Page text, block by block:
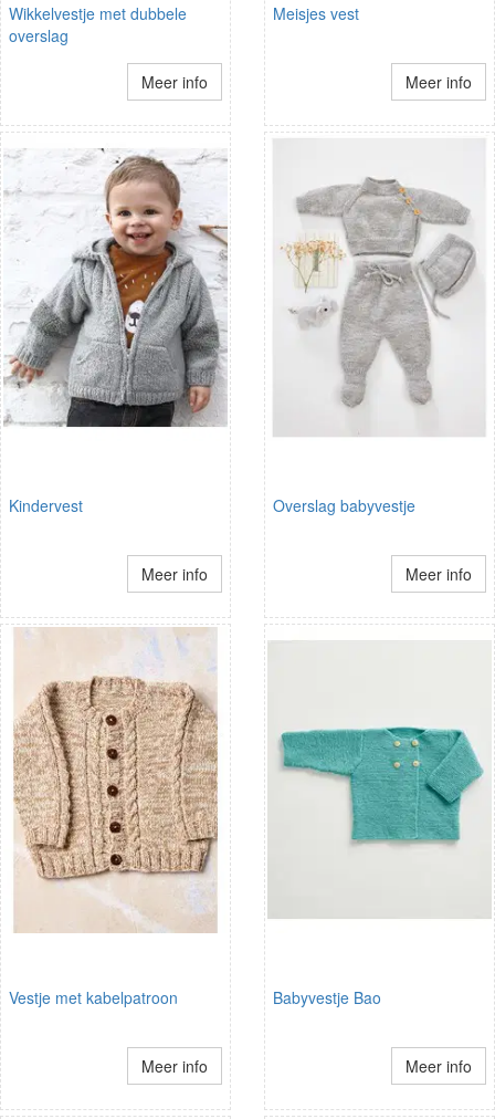
Wikkelvestje met dubbele
overslag
Meer info
Meisjes vest
Meer info
Kindervest
Meer info
Overslag babyvestje
Meer info
Vestje met kabelpatroon
Meer info
Babyvestje Bao
Meer info